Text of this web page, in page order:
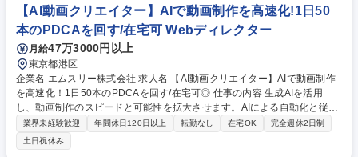
ゆくゆくは製造現場のコアメンバーとしてのご活躍を期待しております。
【業務内容の変更範囲】当社の指定する業務 募集職種 大田区【製造管
理】空港向け食品/未経験歓迎/シフト制勤務
【AI動画クリエイター】AIで動画制作を高速化!1日50
本のPDCAを回す/在宅可 Webディレクター
月給47万3000円以上
東京都港区
企業名 エムスリー株式会社 求人名 【AI動画クリエイター】AIで動画制作
を高速化！1日50本のPDCAを回す/在宅可◎ 仕事の内容 生成AIを活用
し、動画制作のスピードと可能性を拡大させます。AIによる自動化と従来
の制作のハイブリッドで、大量・高速・高品質な動画施策の高速PDCAサ
イクルを回し、ビジネス成果への貢献を目指します。 AIエージェントに定
型作業を任せ、「何を・なぜ作るか」の判断と企画に集中する新しい制作
業界未経験歓迎 年間休日120日以上 転勤なし 在宅OK
完全週休2日制
土日祝休み